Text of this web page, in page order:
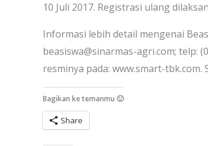
10 Juli 2017. Registrasi ulang
Informasi lebih detail mengenai
beasiswa@sinarmas-agri.com; telp:
resminya pada: www.smart-
Bagikan ke temanmu 🙂
Share